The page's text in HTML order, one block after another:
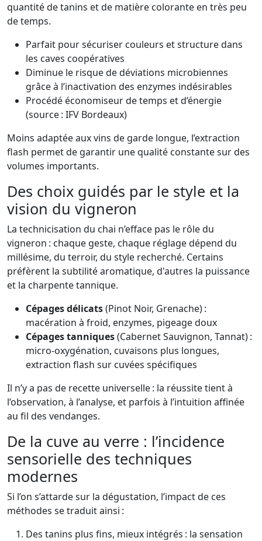
quantité de tanins et de matière colorante en très peu
de temps.
Parfait pour sécuriser couleurs et structure dans
les caves coopératives
Diminue le risque de déviations microbiennes
grâce à l’inactivation des enzymes indésirables
Procédé économiseur de temps et d’énergie
(source : IFV Bordeaux)
Moins adaptée aux vins de garde longue, l’extraction
flash permet de garantir une qualité constante sur des
volumes importants.
Des choix guidés par le style et la
vision du vigneron
La technicisation du chai n’efface pas le rôle du
vigneron : chaque geste, chaque réglage dépend du
millésime, du terroir, du style recherché. Certains
préfèrent la subtilité aromatique, d'autres la puissance
et la charpente tannique.
Cépages délicats(Pinot Noir, Grenache) :
macération à froid, enzymes, pigeage doux
Cépages tanniques(Cabernet Sauvignon, Tannat) :
micro-oxygénation, cuvaisons plus longues,
extraction flash sur cuvées spécifiques
Il n’y a pas de recette universelle : la réussite tient à
l’observation, à l’analyse, et parfois à l’intuition affinée
au fil des vendanges.
De la cuve au verre : l’incidence
sensorielle des techniques
modernes
Si l’on s’attarde sur la dégustation, l’impact de ces
méthodes se traduit ainsi :
Des tanins plus fins, mieux intégrés : la sensation